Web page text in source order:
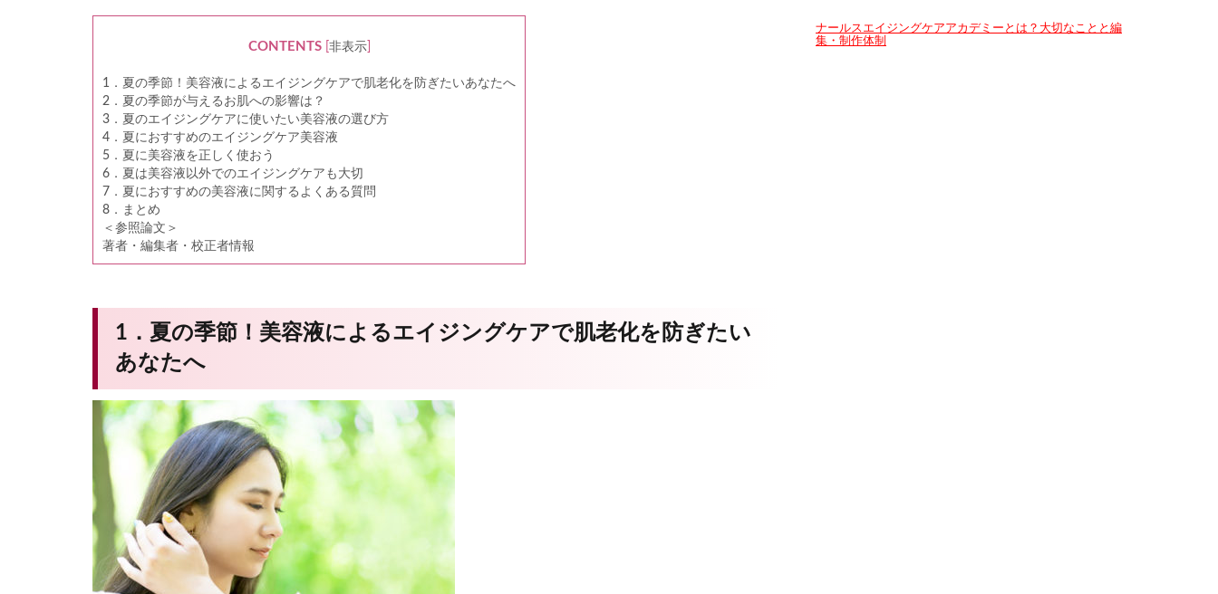
CONTENTS 非表示]
1．夏の季節！美容液によるエイジングケアで肌老化を防ぎたいあなたへ
2．夏の季節が与えるお肌への影響は？
3．夏のエイジングケアに使いたい美容液の選び方
4．夏におすすめのエイジングケア美容液
5．夏に美容液を正しく使おう
6．夏は美容液以外でのエイジングケアも大切
7．夏におすすめの美容液に関するよくある質問
8．まとめ
＜参照論文＞
著者・編集者・校正者情報
1．夏の季節！美容液によるエイジングケアで肌老化を防ぎたい
あなたへ
ナールスエイジングケアアカデミーとは？大切なことと編
集・制作体制